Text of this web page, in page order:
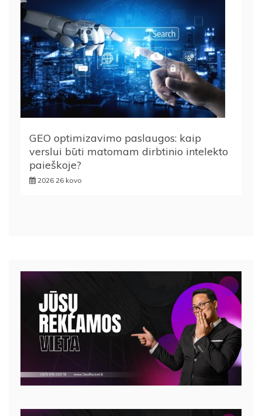
GEO optimizavimo paslaugos: kaip
verslui būti matomam dirbtinio intelekto
paieškoje?
2026 26 kovo